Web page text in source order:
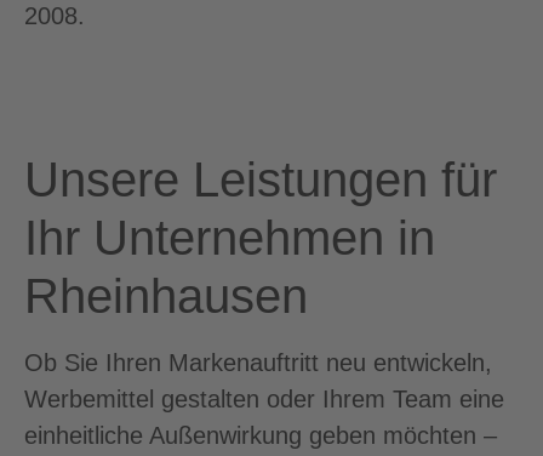
2008.
Unsere Leistungen für
Ihr Unternehmen in
Rheinhausen
Ob Sie Ihren Markenauftritt neu entwickeln,
Werbemittel gestalten oder Ihrem Team eine
einheitliche Außenwirkung geben möchten –